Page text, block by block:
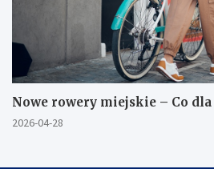
Nowe rowery miejskie – Co
2026-04-28